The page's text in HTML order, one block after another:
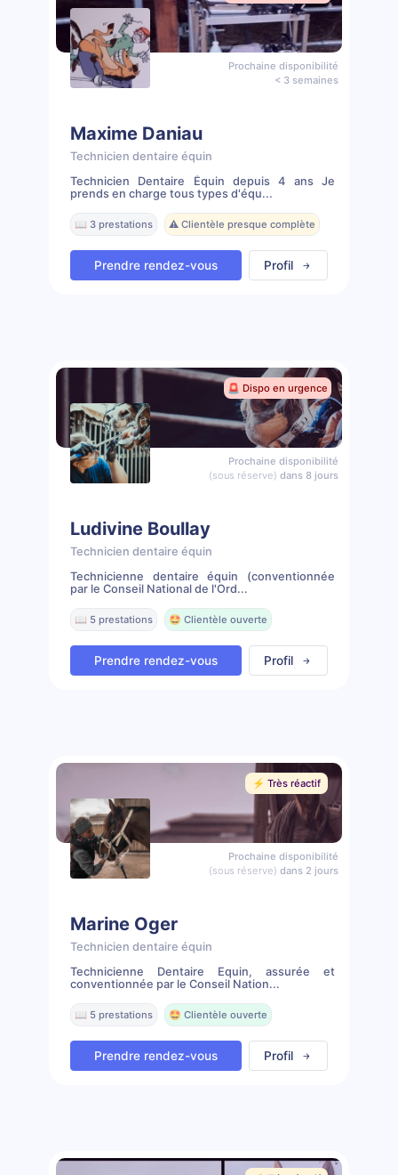
Prochaine disponibilité
< 3 semaines
Maxime Daniau
Technicien dentaire équin
Technicien Dentaire Équin depuis 4 ans Je
prends en charge tous types d'équ...
📖 3 prestations ⚠️ Clientèle presque complète
Prendre rendez-vous Profil
🚨 Dispo en urgence
Prochaine disponibilité
(sous réserve) dans 8 jours
Ludivine Boullay
Technicien dentaire équin
Technicienne dentaire équin (conventionnée
par le Conseil National de l'Ord...
📖 5 prestations 🤩 Clientèle ouverte
Prendre rendez-vous Profil
⚡️ Très réactif
Prochaine disponibilité
(sous réserve) dans 2 jours
Marine Oger
Technicien dentaire équin
Technicienne Dentaire Equin, assurée et
conventionnée par le Conseil Nation...
📖 5 prestations 🤩 Clientèle ouverte
Prendre rendez-vous Profil